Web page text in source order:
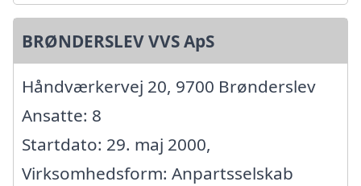
BRØNDERSLEV VVS ApS
Håndværkervej 20, 9700 Brønderslev
Ansatte: 8
Startdato: 29. maj 2000,
Virksomhedsform: Anpartsselskab